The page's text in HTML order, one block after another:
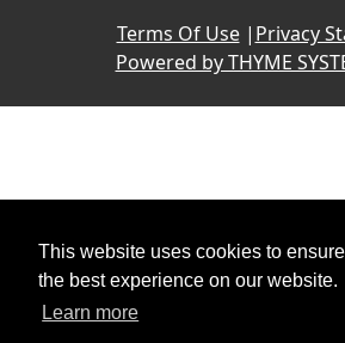
This website uses cookies to
the best experience on our website.
Learn more
Terms Of Use| Privacy
Powered by THYME